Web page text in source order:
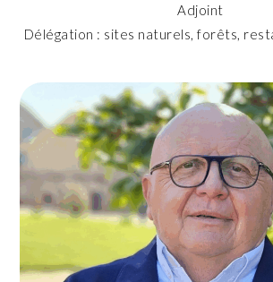
Adjoint
Délégation : sites naturels, forêts,